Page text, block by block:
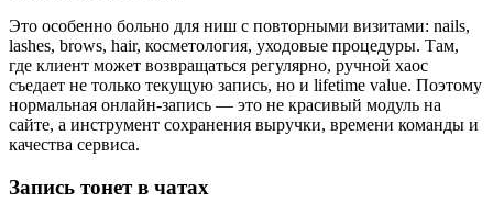
Это особенно больно для ниш с повторными визитами: nails,
lashes, brows, hair, косметология, уходовые процедуры. Там,
где клиент может возвращаться регулярно, ручной хаос
съедает не только текущую запись, но и lifetime value. Поэтому
нормальная онлайн-запись — это не красивый модуль на
сайте, а инструмент сохранения выручки, времени команды и
качества сервиса.
Запись тонет в чатах